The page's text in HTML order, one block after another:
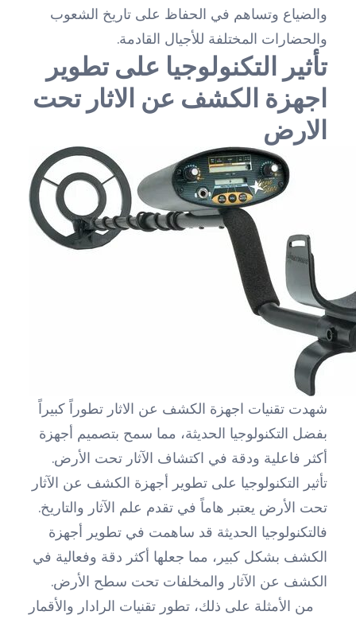
والضياع وتساهم في الحفاظ على تاريخ الشعوب
والحضارات المختلفة للأجيال القادمة.
تأثير التكنولوجيا على تطوير
اجهزة الكشف عن الاثار تحت
الارض
شهدت تقنيات اجهزة الكشف عن الاثار تطوراً كبيراً
بفضل التكنولوجيا الحديثة، مما سمح بتصميم أجهزة
أكثر فاعلية ودقة في اكتشاف الآثار تحت الأرض.
تأثير التكنولوجيا على تطوير أجهزة الكشف عن الآثار
تحت الأرض يعتبر هاماً في تقدم علم الآثار والتاريخ.
فالتكنولوجيا الحديثة قد ساهمت في تطوير أجهزة
الكشف بشكل كبير، مما جعلها أكثر دقة وفعالية في
الكشف عن الآثار والمخلفات تحت سطح الأرض.
من الأمثلة على ذلك، تطور تقنيات الرادار والأقمار